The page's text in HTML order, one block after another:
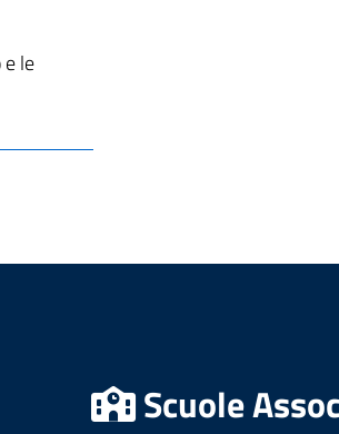
le
Scuole